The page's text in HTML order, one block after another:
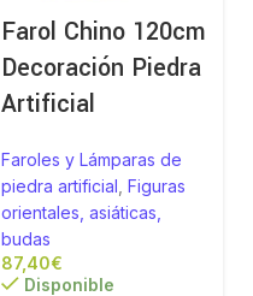
Farol Chino 120cm
Decoración Piedra
Artificial
Faroles y Lámparas de
piedra artificial Figuras
orientales, asiáticas,
budas
€
Disponible